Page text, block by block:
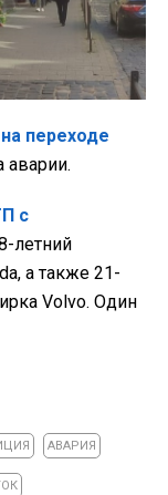
переходе
аварии.
с
летний
а также 21-
Volvo. Один
АВАРИЯ